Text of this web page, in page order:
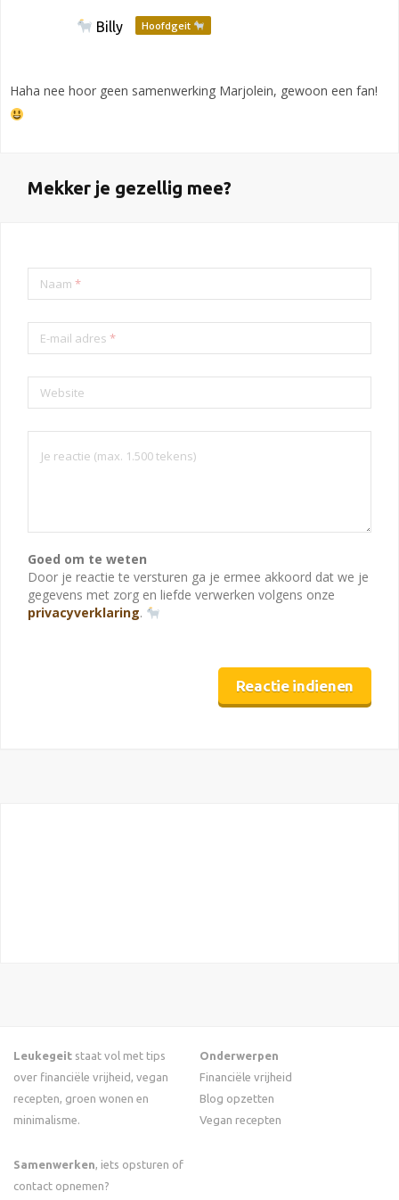
Billy Hoofdgeit
Haha nee hoor geen samenwerking Marjolein, gewoon een fan!
Mekker je gezellig mee?
Naam *
E-mail adres *
Website
Goed om te weten
Door je reactie te versturen ga je ermee akkoord dat we je
gegevens met zorg en liefde verwerken volgens onze
privacyverklaring.
Leukegeit staat vol met tips
over financiële vrijheid, vegan
recepten, groen wonen en
minimalisme.
Samenwerken, iets opsturen of
contact opnemen?
Onderwerpen
Financiële vrijheid
Blog opzetten
Vegan recepten